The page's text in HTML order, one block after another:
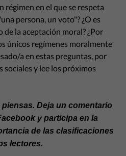
régimen en el que se respeta
persona, un voto"? ¿O es
de la aceptación moral? ¿Por
únicos regímenes moralmente
a en estas preguntas, por
sociales y lee los próximos
Deja un comentario
y participa en la
de las clasificaciones
lectores.